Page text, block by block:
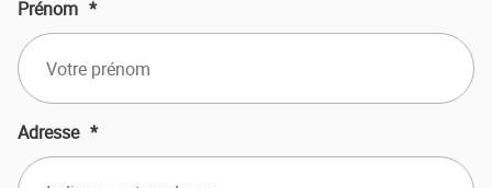
Prénom *
Adresse *